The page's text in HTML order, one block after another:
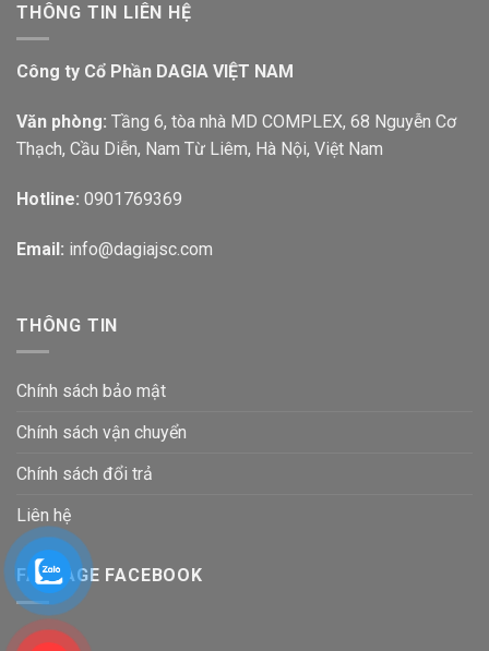
THÔNG TIN LIÊN HỆ
Công ty Cổ Phần DAGIA VIỆT NAM
Văn phòng: Tầng 6, tòa nhà MD COMPLEX, 68 Nguyễn Cơ
Thạch, Cầu Diễn, Nam Từ Liêm, Hà Nội, Việt Nam
Hotline: 0901769369
Email: info@dagiajsc.com
THÔNG TIN
Chính sách bảo mật
Chính sách vận chuyển
Chính sách đổi trả
Liên hệ
FANPAGE FACEBOOK